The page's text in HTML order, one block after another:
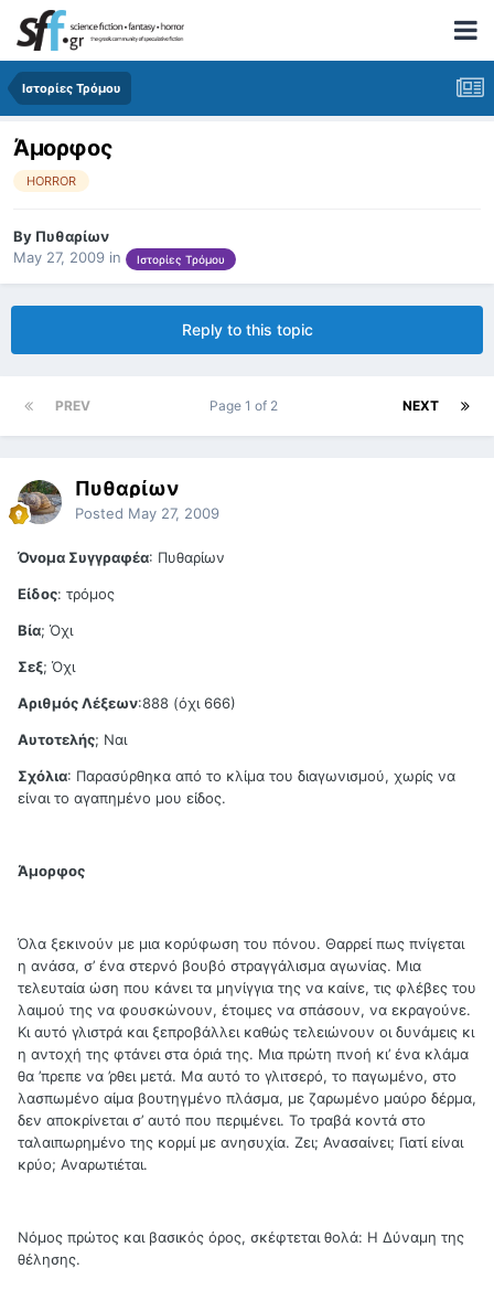
Ιστορίες Τρόμου
Άμορφος
HORROR
By Πυθαρίων
May 27, 2009 in Ιστορίες Τρόμου
Reply to this topic
PREV NEXT
Page 1 of 2
Πυθαρίων
Posted May 27, 2009
Όνομα Συγγραφέα: Πυθαρίων
Είδος: τρόμος
Βία; Όχι
Σεξ; Όχι
Αριθμός Λέξεων:888 (όχι 666)
Αυτοτελής; Ναι
Σχόλια: Παρασύρθηκα από το κλίμα του διαγωνισμού, χωρίς να
είναι το αγαπημένο μου είδος.
Άμορφος
Όλα ξεκινούν με μια κορύφωση του πόνου. Θαρρεί πως πνίγεται
η ανάσα, σ’ ένα στερνό βουβό στραγγάλισμα αγωνίας. Μια
τελευταία ώση που κάνει τα μηνίγγια της να καίνε, τις φλέβες του
λαιμού της να φουσκώνουν, έτοιμες να σπάσουν, να εκραγούνε.
Κι αυτό γλιστρά και ξεπροβάλλει καθώς τελειώνουν οι δυνάμεις κι
η αντοχή της φτάνει στα όριά της. Μια πρώτη πνοή κι’ ένα κλάμα
θα ’πρεπε να ’ρθει μετά. Μα αυτό το γλιτσερό, το παγωμένο, στο
λασπωμένο αίμα βουτηγμένο πλάσμα, με ζαρωμένο μαύρο δέρμα,
δεν αποκρίνεται σ’ αυτό που περιμένει. Το τραβά κοντά στο
ταλαιπωρημένο της κορμί με ανησυχία. Ζει; Ανασαίνει; Γιατί είναι
κρύο; Αναρωτιέται.
Νόμος πρώτος και βασικός όρος, σκέφτεται θολά: Η Δύναμη της
θέλησης.